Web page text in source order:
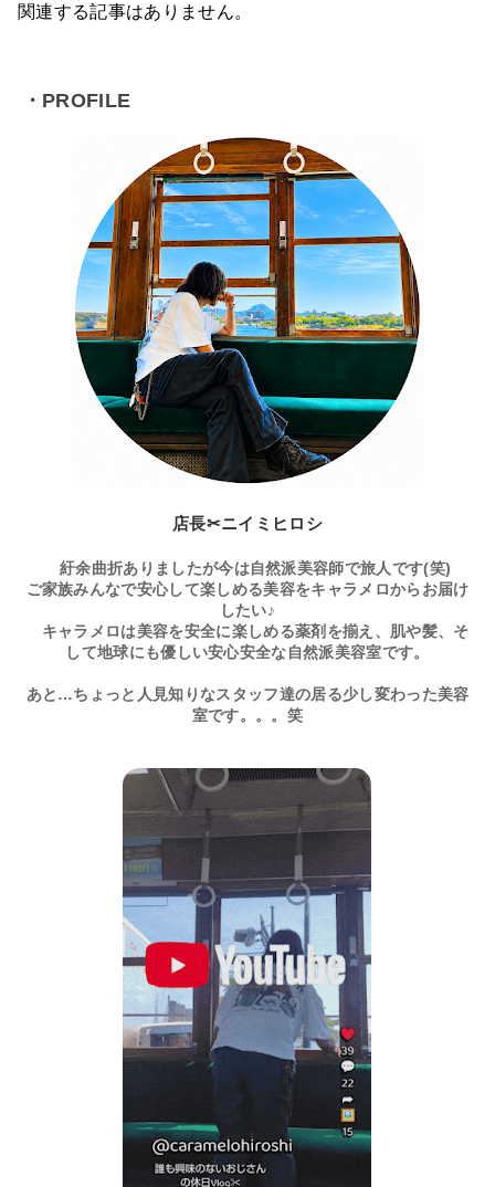
関連する記事はありません。
・PROFILE
店長✂ニイミヒロシ
紆余曲折ありましたが今は自然派美容師で旅人です(笑)
ご家族みんなで安心して楽しめる美容をキャラメロからお届け
したい♪
キャラメロは美容を安全に楽しめる薬剤を揃え、肌や髪、そ
して地球にも優しい安心安全な自然派美容室です。
あと…ちょっと人見知りなスタッフ達の居る少し変わった美容
室です。。。笑